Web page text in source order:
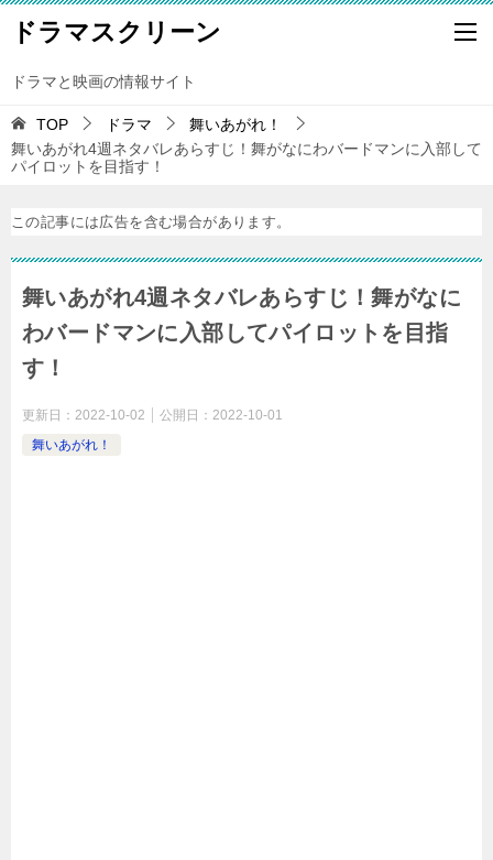
ドラマスクリーン
ドラマと映画の情報サイト
TOP ドラマ
舞いあがれ！
舞いあがれ4週ネタバレあらすじ！舞がなにわバードマンに入部して
パイロットを目指す！
この記事には広告を含む場合があります。
舞いあがれ4週ネタバレあらすじ！舞がなに
わバードマンに入部してパイロットを目指
す！
更新日： 2022-10-02 公開日： 2022-10-01
舞いあがれ！